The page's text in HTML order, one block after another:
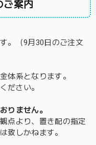
ご案内
。（9月30日のご注文
体系となります。
ださい。
りません。
点より、置き配の指定
致しかねます。